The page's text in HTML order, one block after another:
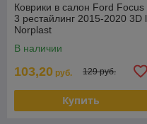
Коврики в салон Ford Focus
3 рестайлинг 2015-2020 3D l
Norplast
В наличии
103,20 руб. 129 руб.
Купить